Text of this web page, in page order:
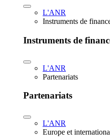
L'ANR
Instruments de
Instruments de
L'ANR
Partenariats
Partenariats
L'ANR
Europe et